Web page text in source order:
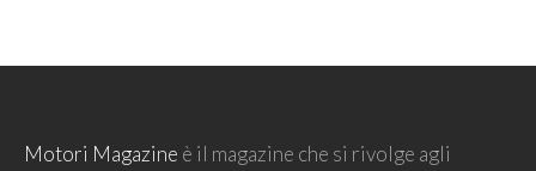
Motori Magazine è il magazine che si rivolge agli